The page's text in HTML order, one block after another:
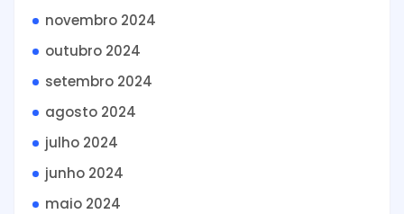
novembro 2024
outubro 2024
setembro 2024
agosto 2024
julho 2024
junho 2024
maio 2024